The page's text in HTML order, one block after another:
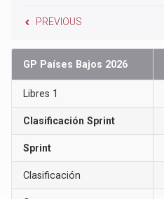
PREVIOUS
GP Países Bajos 2026
Libres 1
Clasificación Sprint
Sprint
Clasificación